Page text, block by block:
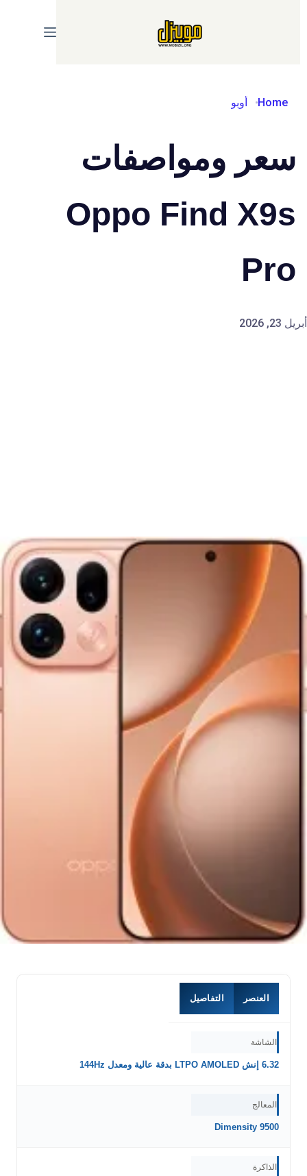
Home أوبو
سعر ومواصفات
Oppo Find X9s
Pro
أبريل 23, 2026
العنصر التفاصيل
الشاشة
6.32 إنش LTPO AMOLED بدقة عالية ومعدل 144Hz
المعالج
Dimensity 9500
الذاكرة